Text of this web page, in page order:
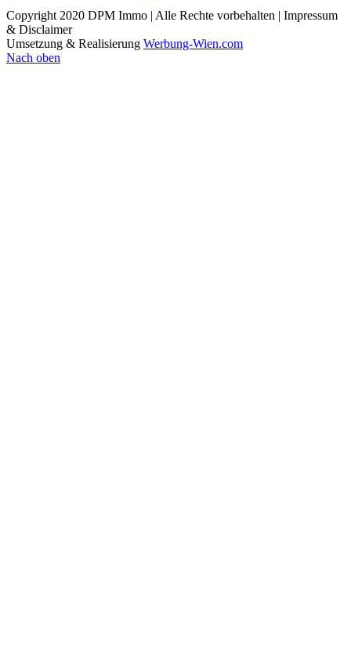
Copyright 2020 DPM Immo | Alle Rechte vorbehalten | Impressum
& Disclaimer
Umsetzung & Realisierung Werbung-Wien.com
Nach oben